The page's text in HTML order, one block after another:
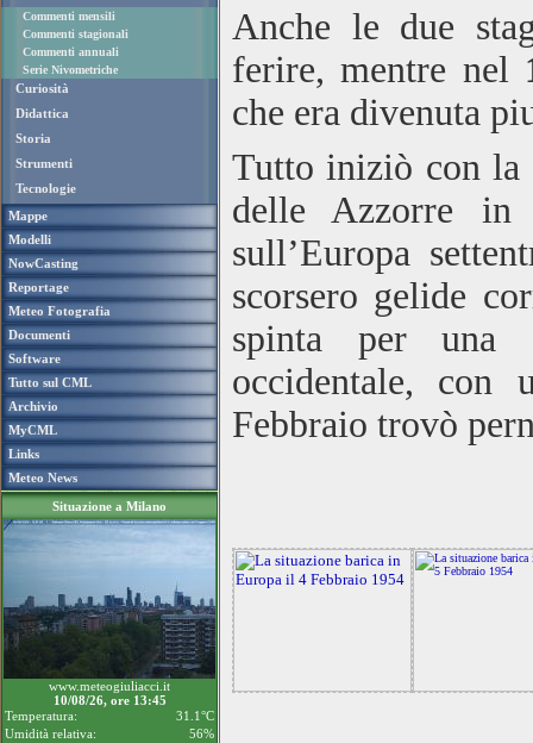
Commenti mensili
Commenti stagionali
Commenti annuali
Serie Nivometriche
Curiosità
Didattica
Storia
Strumenti
Tecnologie
Mappe
Modelli
NowCasting
Reportage
Meteo Fotografia
Documenti
Software
Tutto sul CML
Archivio
MyCML
Links
Meteo News
Situazione a Milano
www.meteogiuliacci.it
10/08/26, ore 13:45
Temperatura:
31.1°C
Umidità relativa:
56%
Anche le due
ferire, mentre nel
che era divenuta
Tutto iniziò con la
delle Azzorre in
sull’Europa
scorsero gelide
spinta per una
occidentale,
Febbraio trovò